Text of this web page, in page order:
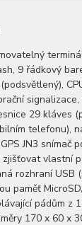
9 řádkový
signalizace,
29 kláves
telefonu),
JN3 snímač
zjišťovat vlastní
rozhraní USB
paměť
pádům z
170 x 60 x